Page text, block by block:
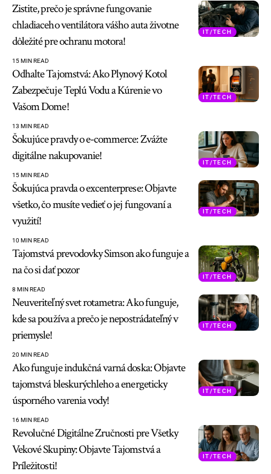
IT/TECH
Zistite, prečo je správne fungovanie
chladiaceho ventilátora vášho auta životne
dôležité pre ochranu motora!
15 MIN READ
IT/TECH
Odhalte Tajomstvá: Ako Plynový Kotol
Zabezpečuje Teplú Vodu a Kúrenie vo
Vašom Dome!
13 MIN READ
IT/TECH
Šokujúce pravdy o e-commerce: Zvážte
digitálne nakupovanie!
15 MIN READ
IT/TECH
Šokujúca pravda o excenterprese: Objavte
všetko, čo musíte vedieť o jej fungovaní a
využití!
10 MIN READ
IT/TECH
Tajomstvá prevodovky Simson ako funguje a
na čo si dať pozor
8 MIN READ
IT/TECH
Neuveriteľný svet rotametra: Ako funguje,
kde sa používa a prečo je nepostrádateľný v
priemysle!
20 MIN READ
IT/TECH
Ako funguje indukčná varná doska: Objavte
tajomstvá bleskurýchleho a energeticky
úsporného varenia vody!
16 MIN READ
IT/TECH
Revolučné Digitálne Zručnosti pre Všetky
Vekové Skupiny: Objavte Tajomstvá a
Príležitosti!